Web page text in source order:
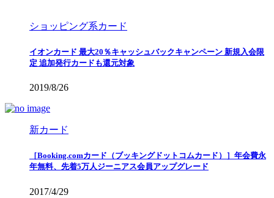
ショッピング系カード
イオンカード 最大20％キャッシュバックキャンペーン 新規入会限
定 追加発行カードも還元対象
2019/8/26
新カード
［Booking.comカード（ブッキングドットコムカード）］年会費永
年無料、先着5万人ジーニアス会員アップグレード
2017/4/29